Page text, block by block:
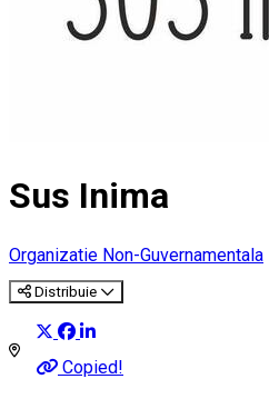
Sus Inima
Organizatie Non-Guvernamentala
Distribuie
Copied!